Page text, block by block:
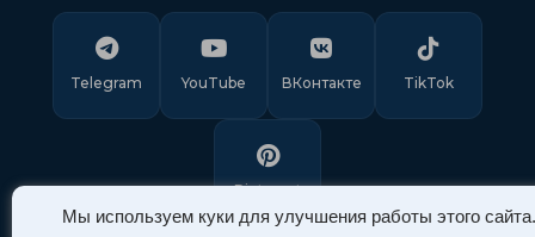
Мы используем куки для улучшения работы этого сайта.
Telegram YouTube ВКонтакте TikTok
Pinterest